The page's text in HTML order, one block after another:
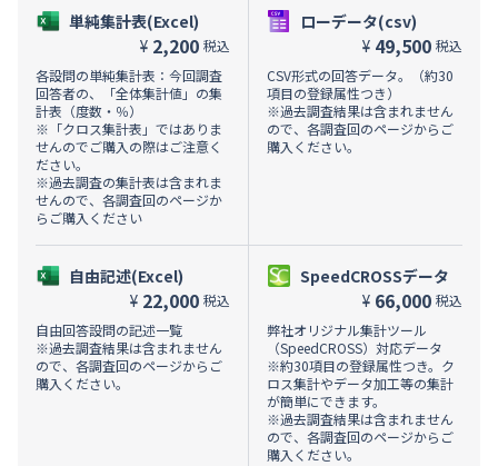
単純集計表(Excel)
¥ 2,200 税込
各設問の単純集計表：今回調査
回答者の、「全体集計値」の集
計表（度数・％）
※「クロス集計表」ではありま
せんのでご購入の際はご注意く
ださい。
※過去調査の集計表は含まれま
せんので、各調査回のページか
らご購入ください
自由記述(Excel)
¥ 22,000 税込
自由回答設問の記述一覧
※過去調査結果は含まれません
ので、各調査回のページからご
購入ください。
ローデータ(csv)
¥ 49,500 税込
CSV形式の回答データ。（約30
項目の登録属性つき）
※過去調査結果は含まれません
ので、各調査回のページからご
購入ください。
SpeedCROSSデータ
¥ 66,000 税込
弊社オリジナル集計ツール
（SpeedCROSS）対応データ
※約30項目の登録属性つき。ク
ロス集計やデータ加工等の集計
が簡単にできます。
※過去調査結果は含まれません
ので、各調査回のページからご
購入ください。